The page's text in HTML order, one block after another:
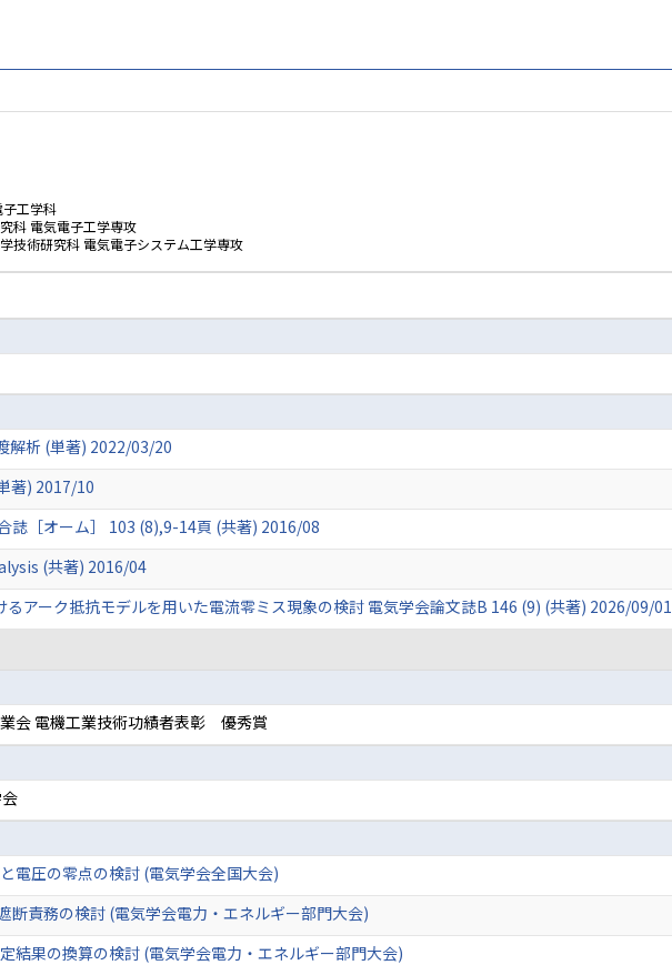
工学科
科 電気電子工学専攻
技術研究科 電気電子システム工学専攻
解析 (単著) 2022/03/20
著) 2017/10
誌［オーム］ 103 (8),9-14頁 (共著) 2016/08
(共著) 2016/04
アーク抵抗モデルを用いた電流零ミス現象の検討 電気学会論文誌B 146 (9) (共著) 2026/09/01
会 電機工業技術功績者表彰 優秀賞
電圧の零点の検討 (電気学会全国大会)
断責務の検討 (電気学会電力・エネルギー部門大会)
結果の換算の検討 (電気学会電力・エネルギー部門大会)